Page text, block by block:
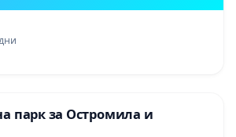
парк за Остромила и